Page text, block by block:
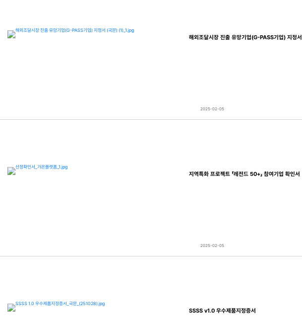
해외조달시장 진출 유망기업(G-PASS기업) 지정서
2025-02-05
지역특화 프로젝트 「레전드 50+」 참여기업 확인서
2025-02-05
SSSS v1.0 우수제품지정증서